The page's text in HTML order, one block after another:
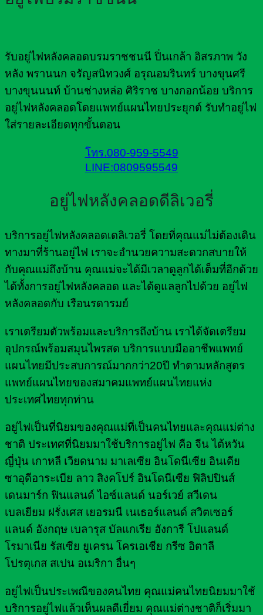
รับอยู่ไฟหลังคลอดบรมราชชนนี ปิ่นเกล้า อิสรภาพ วัง
หลัง พรานนก จรัญสนิทวงศ์ อรุณอมรินทร์ บางขุนศรี
บางขุนนนท์ บ้านช่างหล่อ ศิริราช บางกอกน้อย บริการ
อยู่ไฟหลังคลอดโดยแพทย์แผนไทยประยุกต์ รับทำอยู่ไฟ
ใส่รายละเอียดทุกขั้นตอน
โทร.080-959-5549
LINE:0809595549
อยู่ไฟหลังคลอดดีลิเวอรี่
บริการอยู่ไฟหลังคลอดเดลิเวอรี่ โดยที่คุณแม่ไม่ต้องเดิน
ทางมาที่ร้านอยู่ไฟ เราจะอำนวยความสะดวกสบายให้
กับคุณแม่ถึงบ้าน คุณแม่จะได้มีเวลาดูลูกได้เต็มที่อีกด้วย
ได้ทั้งการอยู่ไฟหลังคลอด และได้ดูแลลูกไปด้วย อยู่ไฟ
หลังคลอดกับ เรือนรดารมย์
เราเตรียมตัวพร้อมและบริการถึงบ้าน เราได้จัดเตรียม
อุปกรณ์พร้อมสมุนไพรสด บริการแบบมืออาชีพแพทย์
แผนไทยมีประสบการณ์มากกว่า20ปี ทำตามหลักสูตร
แพทย์แผนไทยของสมาคมแพทย์แผนไทยแห่ง
ประเทศไทยทุกท่าน
อยู่ไฟเป็นที่นิยมของคุณแม่ที่เป็นคนไทยและคุณแม่ต่าง
ชาติ ประเทศที่นิยมมาใช้บริการอยู่ไฟ คือ จีน ไต้หวัน
ญี่ปุ่น เกาหลี เวียดนาม มาเลเซีย อินโดนีเซีย อินเดีย
ซาอุดีอาระเบีย ลาว สิงคโปร์ อินโดนีเซีย ฟิลิปปินส์
เดนมาร์ก ฟินแลนด์ ไอซ์แลนด์ นอร์เวย์ สวีเดน
เบลเยียม ฝรั่งเศส เยอรมนี เนเธอร์แลนด์ สวิตเซอร์
แลนด์ อังกฤษ เบลารุส บัลแกเรีย ฮังการี โปแลนด์
โรมาเนีย รัสเซีย ยูเครน โครเอเชีย กรีซ อิตาลี
โปรตุเกส สเปน อเมริกา อื่นๆ
อยู่ไฟเป็นประเพณีของคนไทย คุณแม่คนไทยนิยมมาใช้
บริการอยู่ไฟแล้วเห็นผลดีเยี่ยม คุณแม่ต่างชาติก็เริ่มมา